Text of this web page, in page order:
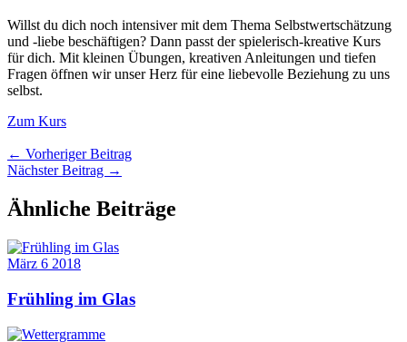
Willst du dich noch intensiver mit dem Thema Selbstwertschätzung
und -liebe beschäftigen? Dann passt der spielerisch-kreative Kurs
für dich. Mit kleinen Übungen, kreativen Anleitungen und tiefen
Fragen öffnen wir unser Herz für eine liebevolle Beziehung zu uns
selbst.
Zum Kurs
← Vorheriger Beitrag
Nächster Beitrag →
Ähnliche Beiträge
März 6 2018
Frühling im Glas